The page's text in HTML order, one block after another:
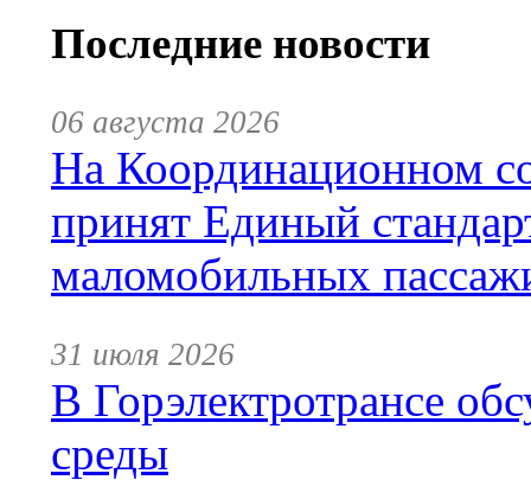
Последние новости
06 августа 2026
На Координационном
принят Единый
маломобильных
31 июля 2026
В Горэлектротрансе
среды